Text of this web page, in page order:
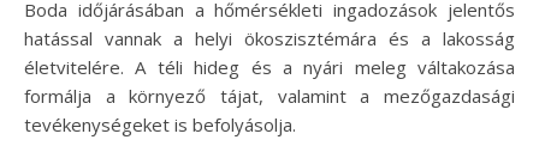
Boda időjárásában a hőmérsékleti ingadozások jelentős
hatással vannak a helyi ökoszisztémára és a lakosság
életvitelére. A téli hideg és a nyári meleg váltakozása
formálja a környező tájat, valamint a mezőgazdasági
tevékenységeket is befolyásolja.